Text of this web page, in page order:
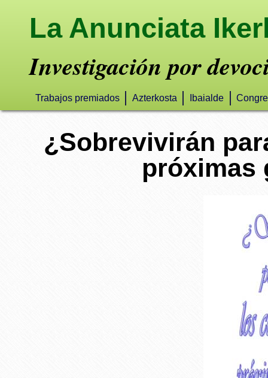
La Anunciata
Investigación por
Trabajos premiados Azterkosta Ibaialde
¿Sobrevivirán
próximas